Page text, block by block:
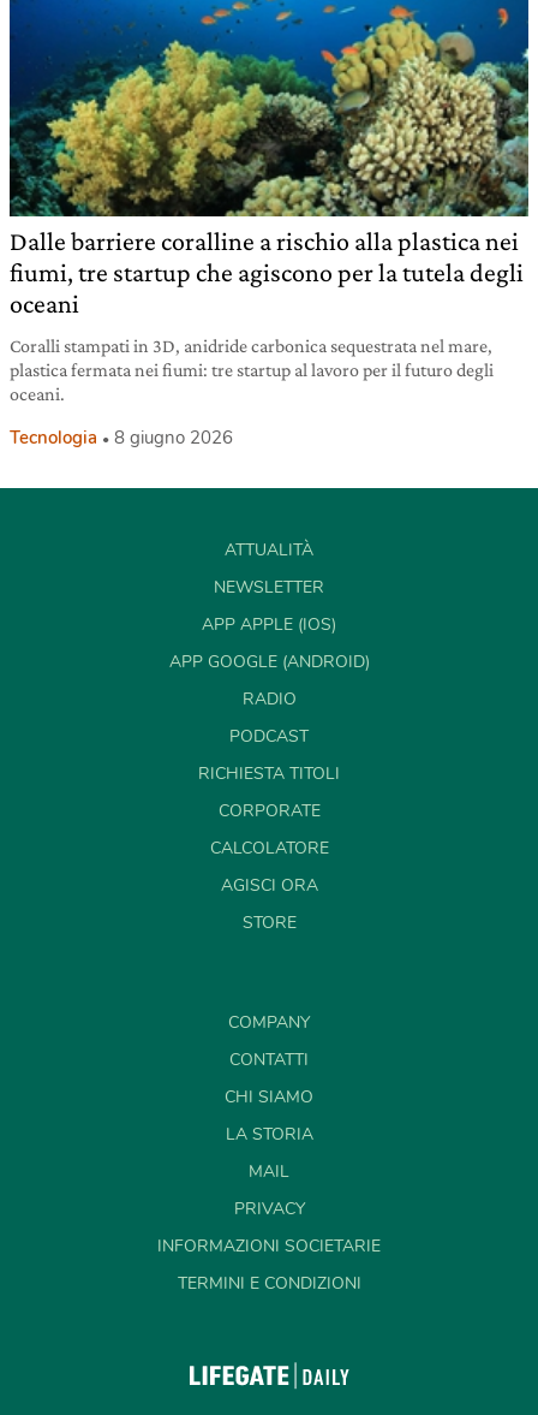
Dalle barriere coralline a rischio alla plastica nei
fiumi, tre startup che agiscono per la tutela degli
oceani
Coralli stampati in 3D, anidride carbonica sequestrata nel mare,
plastica fermata nei fiumi: tre startup al lavoro per il futuro degli
oceani.
Tecnologia 8 giugno 2026
ATTUALITÀ
NEWSLETTER
APP APPLE (IOS)
APP GOOGLE (ANDROID)
RADIO
PODCAST
RICHIESTA TITOLI
CORPORATE
CALCOLATORE
AGISCI ORA
STORE
COMPANY
CONTATTI
CHI SIAMO
LA STORIA
MAIL
PRIVACY
INFORMAZIONI SOCIETARIE
TERMINI E CONDIZIONI